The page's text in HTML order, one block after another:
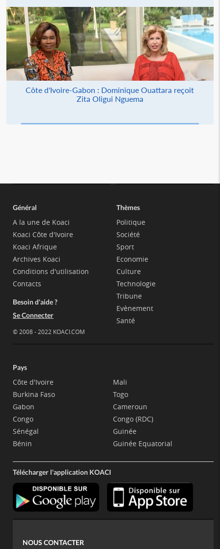
Côte d'Ivoire-Gabon : Dominique Ouattara reçoit
Zita Oligui Nguema
Général
A la une de Koaci
Koaci Côte d'Ivoire
Koaci Afrique
Archives Koaci
Conditions d'utilisation
Contacts
Besoin d'aide ?
Se Connecter
© 2008 - 2022 KOACI.COM
Thèmes
Politique
Société
Sport
Economie
Culture
Technologie
Tribune
Evènement
Santé
Pays
Côte d'Ivoire
Burkina Faso
Gabon
Congo
Sénégal
Bénin
Mali
Togo
Cameroun
Congo (RDC)
Guinée
Guinée Equatorial
Télécharger l'application KOACI
NOUS CONTACTER